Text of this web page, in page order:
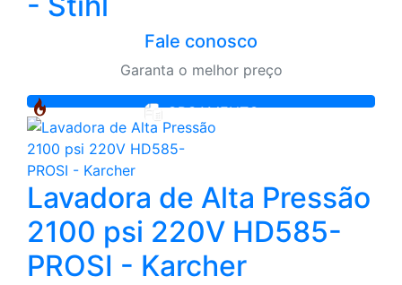
Fale conosco
Garanta o melhor preço
ORÇAMENTO
Lavadora de Alta Pressão
2100 psi 220V HD585-
PROSI - Karcher